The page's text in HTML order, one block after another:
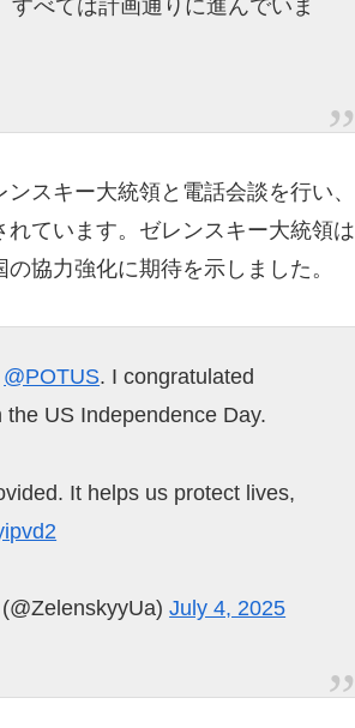
すべては計画通りに進んでいま
スキー大統領と電話会談を行い、
ています。ゼレンスキー大統領は
協力強化に期待を示しました。
@POTUS. I congratulated
US Independence Day.
It helps us protect lives,
July 4, 2025